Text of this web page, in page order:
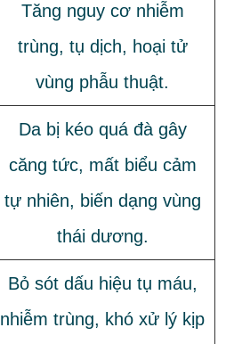
Tăng nguy cơ nhiễm
trùng, tụ dịch, hoại tử
vùng phẫu thuật.
Da bị kéo quá đà gây
căng tức, mất biểu cảm
tự nhiên, biến dạng vùng
thái dương.
Bỏ sót dấu hiệu tụ máu,
nhiễm trùng, khó xử lý kịp